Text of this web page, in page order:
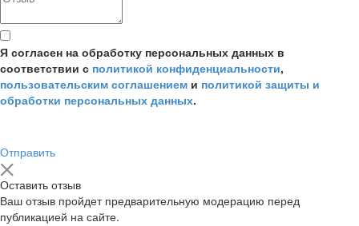
Я согласен на обработку персональных данных в
соответствии с политикой конфиденциальности,
пользовательским соглашением и политикой защиты и
обработки персональных данных.
Отправить
Оставить отзыв
Ваш отзыв пройдет предварительную модерацию перед
публикацией на сайте.